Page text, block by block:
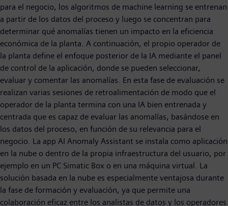
para el negocio, los algoritmos de machine learning se entrenan
a partir de los datos del proceso y luego se concentran para
determinar qué anomalías tienen un impacto en la eficiencia
económica de la planta. A continuación, el propio operador de
la planta define el enfoque posterior de la IA mediante el panel
de control de la aplicación, donde se pueden seleccionar,
evaluar y comentar las anomalías. En esta fase de evaluación se
realizan varias sesiones de retroalimentación de modo que el
operador de la planta termina con una IA bien entrenada y
centrada que es capaz de evaluar las anomalías, basándose en
los datos del proceso, en función de su relevancia para el
negocio. La app AI Anomaly Assistant se instala como aplicación
en la nube o dentro de la propia infraestructura del usuario, por
ejemplo en un PC Simatic Box o en una máquina virtual. La
solución basada en la nube es especialmente ventajosa durante
la fase de formación y evaluación, ya que permite una
colaboración eficaz entre los analistas de datos y los operadores